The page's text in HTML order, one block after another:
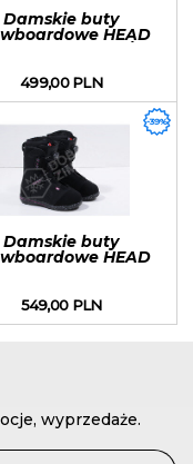
Damskie buty
HEAD
499,00 PLN
Damskie buty
HEAD
549,00 PLN
-39%
wyprzedaże.